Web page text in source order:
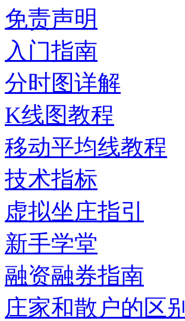
免责声明
入门指南
分时图详解
K线图教程
移动平均线教程
技术指标
虚拟坐庄指引
新手学堂
融资融券指南
庄家和散户的区别